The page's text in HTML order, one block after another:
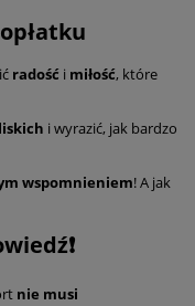
radość i miłość, które
i wyrazić, jak bardzo
wspomnieniem! A jak
nie musi